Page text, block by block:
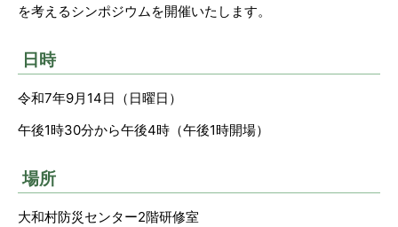
を考えるシンポジウムを開催いたします。
日時
令和7年9月14日（日曜日）
午後1時30分から午後4時（午後1時開場）
場所
大和村防災センター2階研修室